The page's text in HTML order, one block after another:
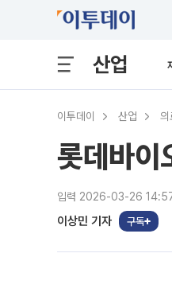
산업
이투데이 산업 의
롯데바이
입력 2026-03-26
이상민 기자 구독